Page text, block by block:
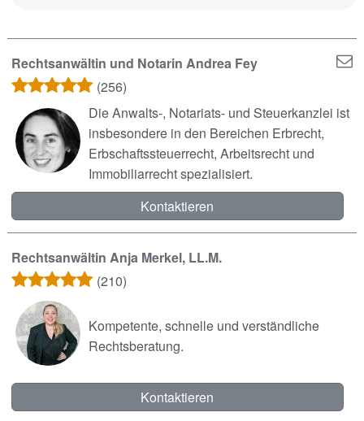
Rechtsanwältin und Notarin Andrea Fey
(256)
Die Anwalts-, Notariats- und Steuerkanzlei ist
insbesondere in den Bereichen Erbrecht,
Erbschaftssteuerrecht, Arbeitsrecht und
Immobiliarrecht spezialisiert.
Kontaktieren
Rechtsanwältin Anja Merkel, LL.M.
(210)
Kompetente, schnelle und verständliche
Rechtsberatung.
Kontaktieren